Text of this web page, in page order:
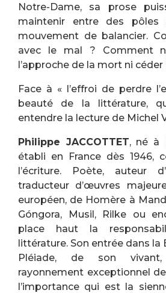
Notre-Dame, sa prose
maintenir entre des pôles
mouvement de balancier.
avec le mal ? Comment
l’approche de la mort ni céder
Face à « l’effroi de perdre
beauté de la littérature,
entendre la lecture de Michel
Philippe JACCOTTET, né à
établi en France dès 1946,
l’écriture. Poète, auteur
traducteur d’œuvres
européen, de Homère à
Góngora, Musil, Rilke ou
place haut la
littérature. Son entrée dans la
Pléiade, de son
rayonnement exceptionnel
l’importance qui est la